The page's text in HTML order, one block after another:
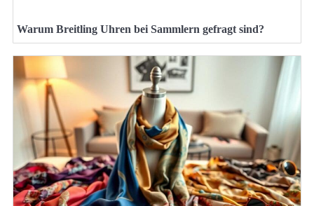
Warum Breitling Uhren bei Sammlern gefragt sind?